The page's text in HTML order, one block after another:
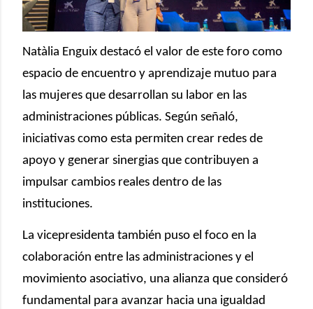
Natàlia Enguix destacó el valor de este foro como
espacio de encuentro y aprendizaje mutuo para
las mujeres que desarrollan su labor en las
administraciones públicas. Según señaló,
iniciativas como esta permiten crear redes de
apoyo y generar sinergias que contribuyen a
impulsar cambios reales dentro de las
instituciones.
La vicepresidenta también puso el foco en la
colaboración entre las administraciones y el
movimiento asociativo, una alianza que consideró
fundamental para avanzar hacia una igualdad